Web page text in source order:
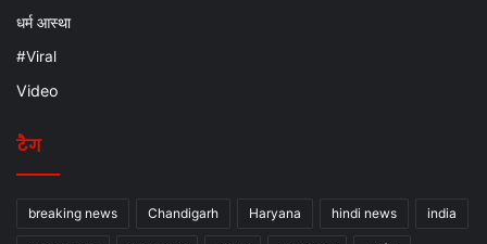
धर्म आस्था
#Viral
Video
टैग
breaking news Chandigarh Haryana hindi news india